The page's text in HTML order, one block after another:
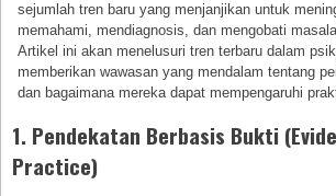
sejumlah tren baru yang menjanjikan untuk
memahami, mendiagnosis, dan mengobati
Artikel ini akan menelusuri tren terbaru dalam
memberikan wawasan yang mendalam tentang
dan bagaimana mereka dapat mempengaruhi
1. Pendekatan Berbasis Bukti
Practice)